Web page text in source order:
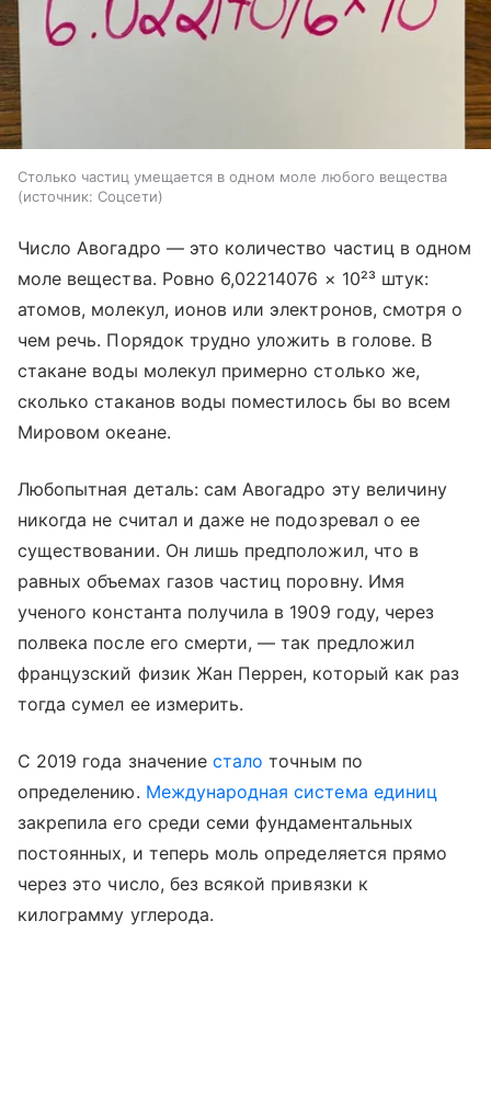
Столько частиц умещается в одном моле любого вещества
источник: Соцсети
Число Авогадро — это количество частиц в одном
моле вещества. Ровно 6,02214076 × 10²³ штук:
атомов, молекул, ионов или электронов, смотря о
чем речь. Порядок трудно уложить в голове. В
стакане воды молекул примерно столько же,
сколько стаканов воды поместилось бы во всем
Мировом океане.
Любопытная деталь: сам Авогадро эту величину
никогда не считал и даже не подозревал о ее
существовании. Он лишь предположил, что в
равных объемах газов частиц поровну. Имя
ученого константа получила в 1909 году, через
полвека после его смерти, — так предложил
французский физик Жан Перрен, который как раз
тогда сумел ее измерить.
С 2019 года значениестало точным по
определению. Международная система единиц
закрепила его среди семи фундаментальных
постоянных, и теперь моль определяется прямо
через это число, без всякой привязки к
килограмму углерода.